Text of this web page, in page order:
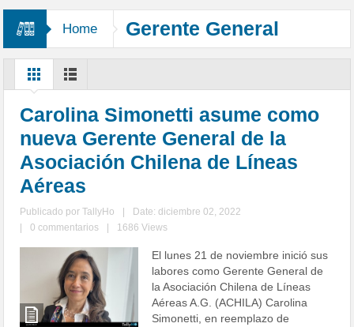
Home Gerente General
Carolina Simonetti asume como
nueva Gerente General de la
Asociación Chilena de Líneas
Aéreas
Publicado porTallyHo
Date: diciembre 02, 2022
0 commentarios 1686 Views
El lunes 21 de noviembre inició sus
labores como Gerente General de
la Asociación Chilena de Líneas
Aéreas A.G. (ACHILA) Carolina
Simonetti, en reemplazo de